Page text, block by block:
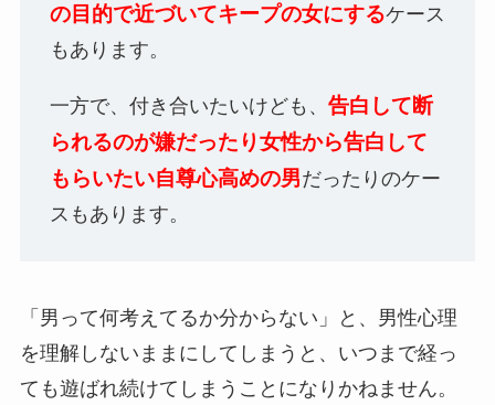
の目的で近づいてキープの女にするケース
もあります。
一方で、付き合いたいけども、 告白して断
られるのが嫌だったり女性から告白して
もらいたい自尊心高めの男だったりのケー
スもあります。
「男って何考えてるか分からない」と、男性心理
を理解しないままにしてしまうと、いつまで経っ
ても遊ばれ続けてしまうことになりかねません。